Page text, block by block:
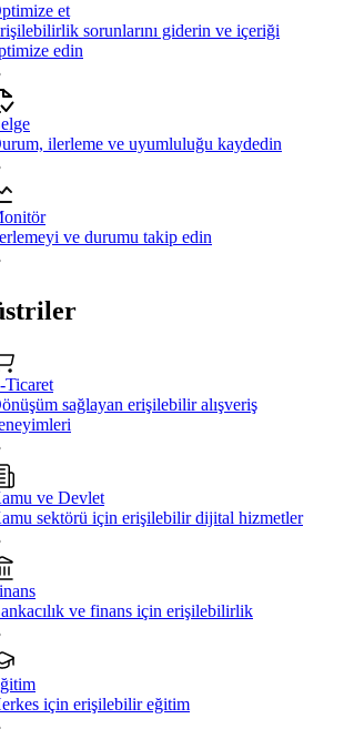
et
sorunlarını giderin ve içeriği
edin
ilerleme ve uyumluluğu kaydedin
ve durumu takip edin
Ticaret
sağlayan erişilebilir alışveriş
ve Devlet
sektörü için erişilebilir dijital hizmetler
ve finans için erişilebilirlik
için erişilebilir eğitim